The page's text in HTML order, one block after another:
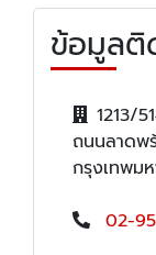
ข้อมูล
1213/
ถนนลาดพ
กรุงเทพม
02-